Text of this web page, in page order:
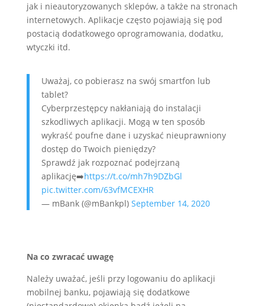
jak i nieautoryzowanych sklepów, a także na stronach
internetowych. Aplikacje często pojawiają się pod
postacią dodatkowego oprogramowania, dodatku,
wtyczki itd.
Uważaj, co pobierasz na swój smartfon lub
tablet?
Cyberprzestępcy nakłaniają do instalacji
szkodliwych aplikacji. Mogą w ten sposób
wykraść poufne dane i uzyskać nieuprawniony
dostęp do Twoich pieniędzy?
Sprawdź jak rozpoznać podejrzaną
aplikację➡️https://t.co/mh7h9DZbGl
pic.twitter.com/63vfMCEXHR
— mBank (@mBankpl) September 14, 2020
Na co zwracać uwagę
Należy uważać, jeśli przy logowaniu do aplikacji
mobilnej banku, pojawiają się dodatkowe